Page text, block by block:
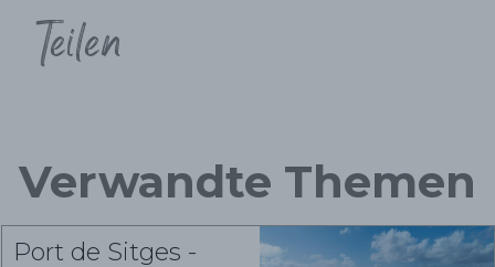
Teilen
Verwandte Themen
Port de Sitges -